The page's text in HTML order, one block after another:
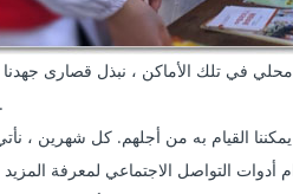
التنافسية لعملائنا.
التواصل الاجتماعي لمعرفة